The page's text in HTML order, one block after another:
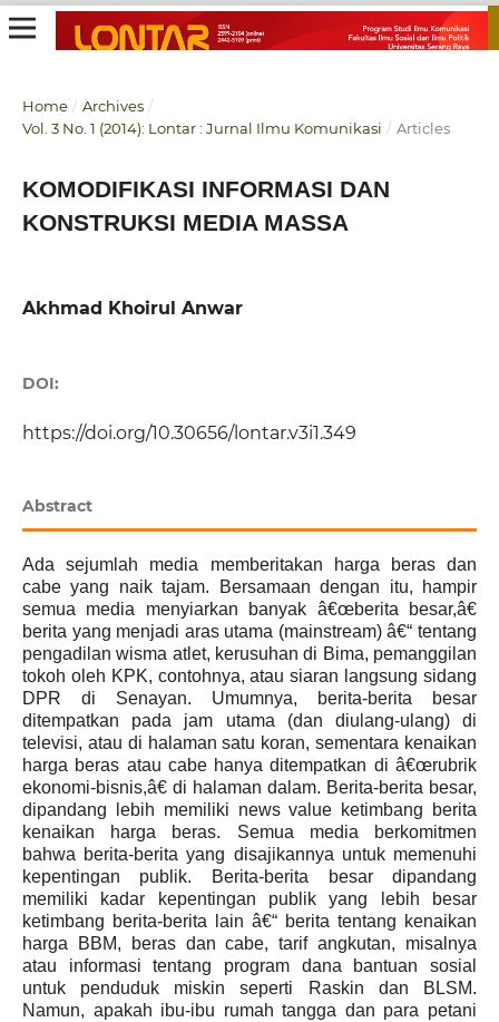
Home / Archives /
Vol. 3 No. 1 (2014): Lontar : Jurnal Ilmu Komunikasi / Articles
KOMODIFIKASI INFORMASI DAN
KONSTRUKSI MEDIA MASSA
Akhmad Khoirul Anwar
DOI:
https://doi.org/10.30656/lontar.v3i1.349
Abstract
Ada sejumlah media memberitakan harga beras dan
cabe yang naik tajam. Bersamaan dengan itu, hampir
semua media menyiarkan banyak â€œberita besar,â€
berita yang menjadi aras utama (mainstream) â€“ tentang
pengadilan wisma atlet, kerusuhan di Bima, pemanggilan
tokoh oleh KPK, contohnya, atau siaran langsung sidang
DPR di Senayan. Umumnya, berita-berita besar
ditempatkan pada jam utama (dan diulang-ulang) di
televisi, atau di halaman satu koran, sementara kenaikan
harga beras atau cabe hanya ditempatkan di â€œrubrik
ekonomi-bisnis,â€ di halaman dalam. Berita-berita besar,
dipandang lebih memiliki news value ketimbang berita
kenaikan harga beras. Semua media berkomitmen
bahwa berita-berita yang disajikannya untuk memenuhi
kepentingan publik. Berita-berita besar dipandang
memiliki kadar kepentingan publik yang lebih besar
ketimbang berita-berita lain â€“ berita tentang kenaikan
harga BBM, beras dan cabe, tarif angkutan, misalnya
atau informasi tentang program dana bantuan sosial
untuk penduduk miskin seperti Raskin dan BLSM.
Namun, apakah ibu-ibu rumah tangga dan para petani